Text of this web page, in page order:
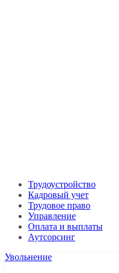
Трудоустройство
Кадровый учет
Трудовое право
Управление
Оплата и выплаты
Аутсорсинг
Увольнение